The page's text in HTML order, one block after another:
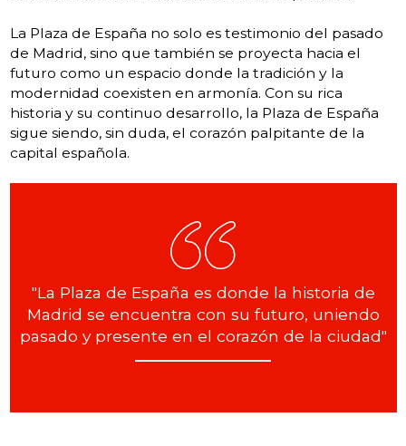
La Plaza de España no solo es testimonio del pasado
de Madrid, sino que también se proyecta hacia el
futuro como un espacio donde la tradición y la
modernidad coexisten en armonía. Con su rica
historia y su continuo desarrollo, la Plaza de España
sigue siendo, sin duda, el corazón palpitante de la
capital española.
"La Plaza de España es donde la historia de
Madrid se encuentra con su futuro, uniendo
pasado y presente en el corazón de la ciudad"